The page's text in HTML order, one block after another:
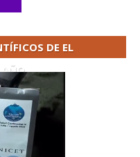
DE EL
AÑO